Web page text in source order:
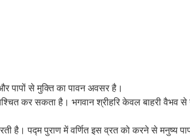
पापों से मुक्ति का पावन अवसर है।
कर सकता है। भगवान श्रीहरि केवल बाहरी वैभव
है। पद्म पुराण में वर्णित इस व्रत को करने से मनुष्य